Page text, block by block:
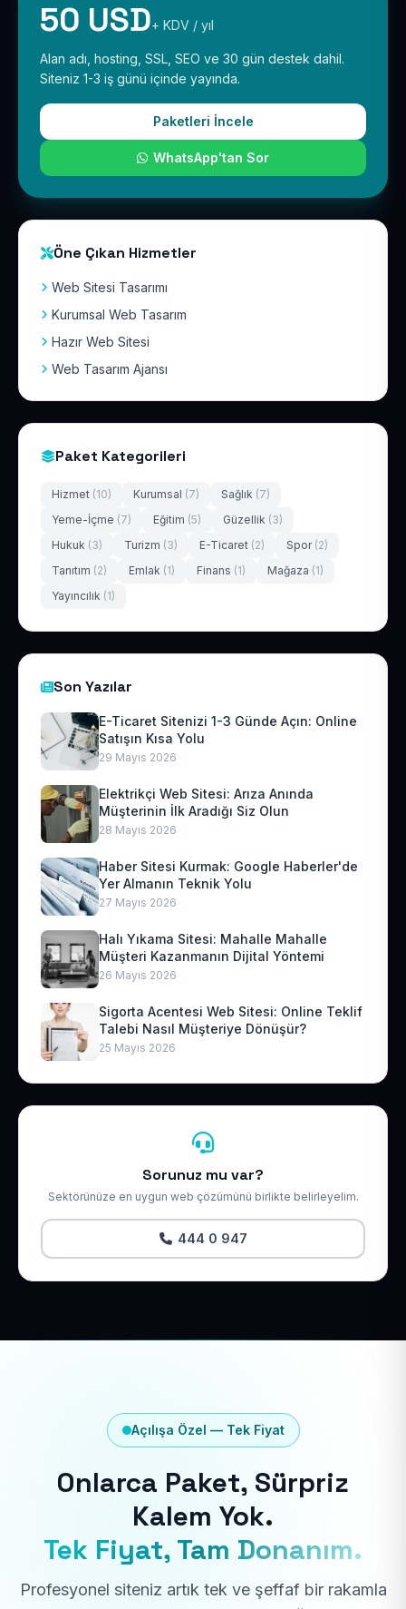
50 USD+ KDV / yıl
Alan adı, hosting, SSL, SEO ve 30 gün destek dahil.
Siteniz 1-3 iş günü içinde yayında.
Paketleri İncele
WhatsApp'tan Sor
Öne Çıkan Hizmetler
Web Sitesi Tasarımı
Kurumsal Web Tasarım
Hazır Web Sitesi
Web Tasarım Ajansı
Paket Kategorileri
Hizmet (10) Kurumsal (7) Sağlık (7)
Yeme-İçme (7) Eğitim (5) Güzellik (3)
Hukuk (3) Turizm (3) E-Ticaret (2) Spor (2)
Tanıtım (2) Emlak (1) Finans (1) Mağaza (1)
Yayıncılık (1)
Son Yazılar
E-Ticaret Sitenizi 1-3 Günde Açın: Online
Satışın Kısa Yolu
29 Mayıs 2026
Elektrikçi Web Sitesi: Arıza Anında
Müşterinin İlk Aradığı Siz Olun
28 Mayıs 2026
Haber Sitesi Kurmak: Google Haberler'de
Yer Almanın Teknik Yolu
27 Mayıs 2026
Halı Yıkama Sitesi: Mahalle Mahalle
Müşteri Kazanmanın Dijital Yöntemi
26 Mayıs 2026
Sigorta Acentesi Web Sitesi: Online Teklif
Talebi Nasıl Müşteriye Dönüşür?
25 Mayıs 2026
Sorunuz mu var?
Sektörünüze en uygun web çözümünü birlikte belirleyelim.
444 0 947
Açılışa Özel — Tek Fiyat
Onlarca Paket, Sürpriz
Kalem Yok.
Tek Fiyat, Tam Donanım.
Profesyonel siteniz artık tek ve şeffaf bir rakamla